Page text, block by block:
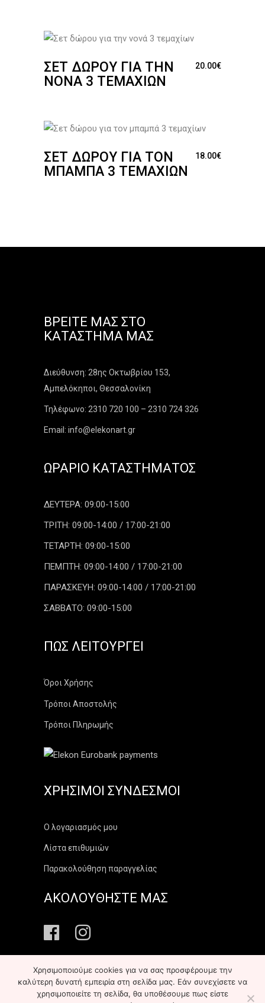
ΣΕΤ ΔΏΡΟΥ ΓΙΑ ΤΗΝ
ΝΟΝΆ 3 ΤΕΜΑΧΊΩΝ
20.00€
ΣΕΤ ΔΏΡΟΥ ΓΙΑ ΤΟΝ
ΜΠΑΜΠΆ 3 ΤΕΜΑΧΊΩΝ
18.00€
ΒΡΕΊΤΕ ΜΑΣ ΣΤΟ
ΚΑΤΆΣΤΗΜΑ ΜΑΣ
Διεύθυνση: 28ης Οκτωβρίου 153,
Αμπελόκηποι, Θεσσαλονίκη
Τηλέφωνο: 2310 720 100 – 2310 724 326
Email: info@elekonart.gr
ΩΡΆΡΙΟ ΚΑΤΑΣΤΉΜΑΤΟΣ
ΔΕΥΤΕΡΑ: 09:00-15:00
ΤΡΙΤΗ: 09:00-14:00 / 17:00-21:00
ΤΕΤΑΡΤΗ: 09:00-15:00
ΠΕΜΠΤΗ: 09:00-14:00 / 17:00-21:00
ΠΑΡΑΣΚΕΥΗ: 09:00-14:00 / 17:00-21:00
ΣΑΒΒΑΤΟ: 09:00-15:00
ΠΏΣ ΛΕΙΤΟΥΡΓΕΊ
Όροι Χρήσης
Τρόποι Αποστολής
Τρόποι Πληρωμής
ΧΡΉΣΙΜΟΙ ΣΎΝΔΕΣΜΟΙ
Ο λογαριασμός μου
Λίστα επιθυμιών
Παρακολούθηση παραγγελίας
ΑΚΟΛΟΥΘΗΣΤΕ ΜΑΣ
Copyright ©2026elekonart.grAll Rights Reserved
Χρησιμοποιούμε cookies για να σας προσφέρουμε την
καλύτερη δυνατή εμπειρία στη σελίδα μας. Εάν συνεχίσετε να
χρησιμοποιείτε τη σελίδα, θα υποθέσουμε πως είστε